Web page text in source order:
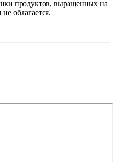
продуктов, выращенных на
облагается.